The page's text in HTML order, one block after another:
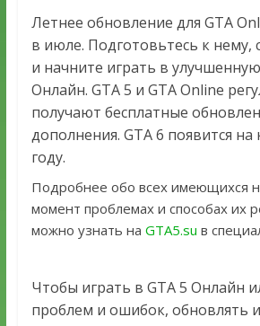
Летнее обновление для GTA
в июле. Подготовьтесь к нему,
и начните играть в
Онлайн. GTA 5 и GTA Online
получают бесплатные
дополнения. GTA 6 появится на
году.
Подробнее обо всех имеющихся
момент проблемах и способах их
можно узнать на GTA5.su в
Чтобы играть в GTA 5 Онлайн
проблем и ошибок, обновлять и